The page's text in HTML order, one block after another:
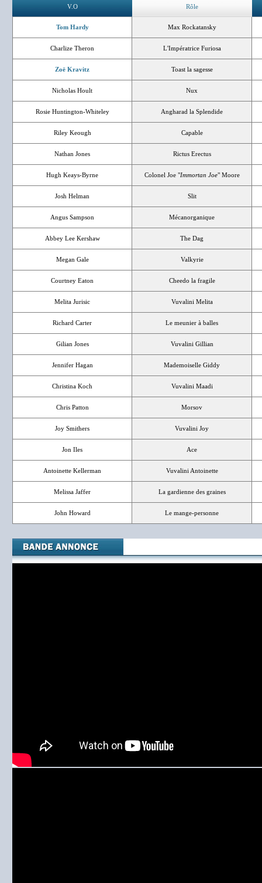
V.O Rôle
Tom Hardy Max Rockatansky
Charlize Theron L'Impératrice Furiosa
Zoë Kravitz Toast la sagesse
Nicholas Hoult Nux
Rosie Huntington-Whiteley Angharad la Splendide
Riley Keough Capable
Nathan Jones Rictus Erectus
Hugh Keays-Byrne Colonel Joe "Immortan Joe" Moore
Josh Helman Slit
Angus Sampson Mécanorganique
Abbey Lee Kershaw The Dag
Megan Gale Valkyrie
Courtney Eaton Cheedo la fragile
Melita Jurisic Vuvalini Melita
Richard Carter Le meunier à balles
Gilian Jones Vuvalini Gillian
Jennifer Hagan Mademoiselle Giddy
Christina Koch Vuvalini Maadi
Chris Patton Morsov
Joy Smithers Vuvalini Joy
Jon Iles Ace
Antoinette Kellerman Vuvalini Antoinette
Melissa Jaffer La gardienne des graines
John Howard Le mange-personne